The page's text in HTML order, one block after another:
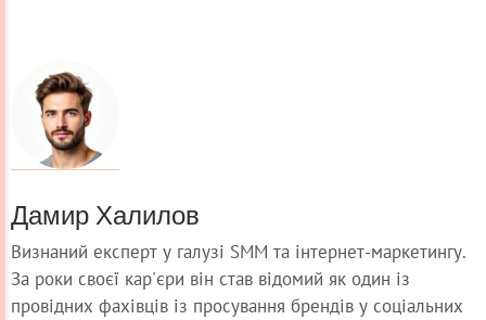
Дамир Халилов
Визнаний експерт у галузі SMM та інтернет-маркетингу.
За роки своєї кар'єри він став відомий як один із
провідних фахівців із просування брендів у соціальних